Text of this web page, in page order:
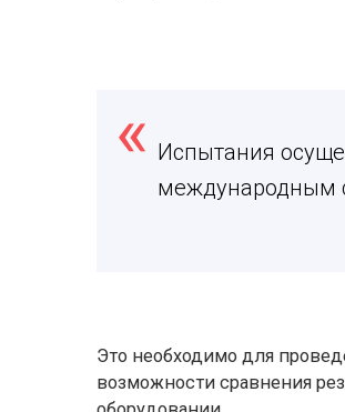
Испытания
международным
Это необходимо для
возможности сравнения